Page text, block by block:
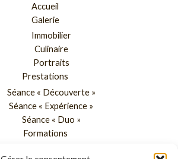
Accueil
Galerie
Immobilier
Culinaire
Portraits
Prestations
Séance « Découverte »
Séance « Expérience »
Séance « Duo »
Formations